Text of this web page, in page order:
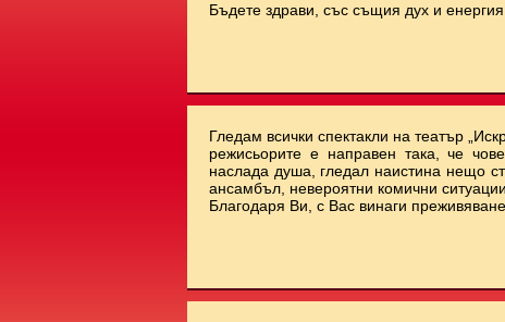
Бъдете здрави, със същия дух и
Гледам всички спектакли на театър
режисьорите е направен така, че
наслада душа, гледал наистина нещо
ансамбъл, невероятни комични ситуации.
Благодаря Ви, с Вас винаги